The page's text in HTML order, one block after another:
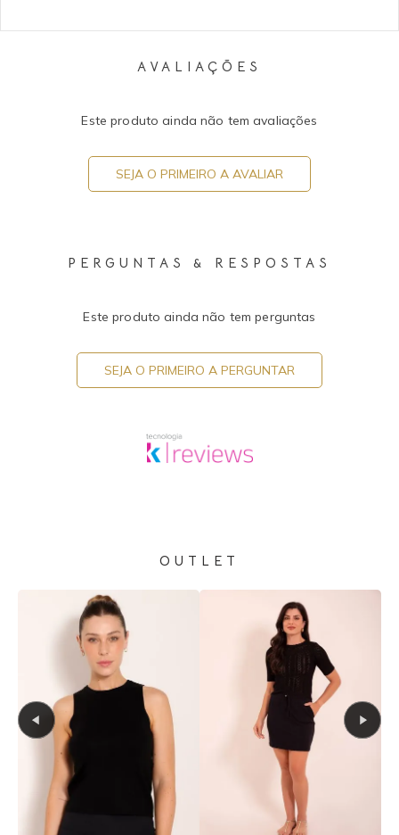
AVALIAÇÕES
Este produto ainda não tem avaliações
SEJA O PRIMEIRO A AVALIAR
PERGUNTAS & RESPOSTAS
Este produto ainda não tem perguntas
SEJA O PRIMEIRO A PERGUNTAR
OUTLET